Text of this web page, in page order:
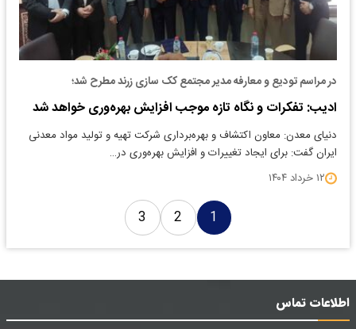
در مراسم تودیع و معارفه مدیر مجتمع کک سازی زرند مطرح شد؛
ادیب: تفکرات و نگاه تازه موجب افزایش بهره‌وری خواهد شد
دنیای معدن: معاون اکتشاف و بهره‌برداری شرکت تهیه و تولید مواد معدنی
ایران گفت: برای ایجاد تغییرات و افزایش بهره‌وری در…
۱۲ خرداد ۱۴۰۴
1
2
3
اطلاعات تماس